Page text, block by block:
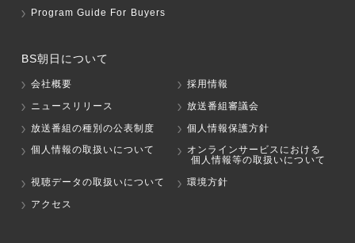
Program Guide For Buyers
BS朝日について
会社概要
採用情報
ニュースリリース
放送番組審議会
放送番組の種別の公表制度
個人情報保護方針
個人情報の取扱いについて
オンラインサービスにおける
個人情報等の取扱いについて
視聴データの取扱いについて
環境方針
アクセス